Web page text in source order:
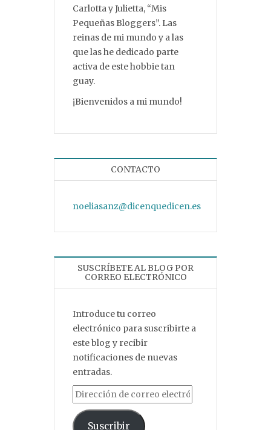
Carlotta y Julietta, “Mis
Pequeñas Bloggers”. Las
reinas de mi mundo y a las
que las he dedicado parte
activa de este hobbie tan
guay.
¡Bienvenidos a mi mundo!
CONTACTO
noeliasanz@dicenquedicen.es
SUSCRÍBETE AL BLOG POR
CORREO ELECTRÓNICO
Introduce tu correo
electrónico para suscribirte a
este blog y recibir
notificaciones de nuevas
entradas.
Dirección de correo electrónico
Suscribir